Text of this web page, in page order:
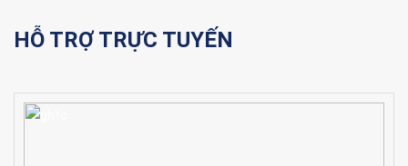
v
HỖ TRỢ TRỰC TUYẾN